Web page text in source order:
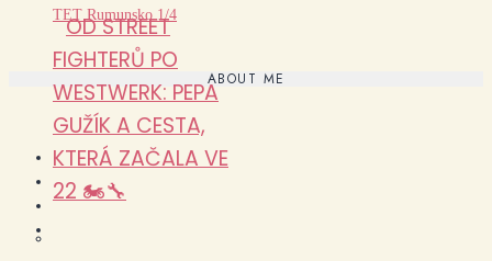
OD STREET
FIGHTERŮ PO
WESTWERK: PEPA
GUŽÍK A CESTA,
KTERÁ ZAČALA VE
22 🏍️🔧
TET Rumunsko 1/4
ABOUT ME